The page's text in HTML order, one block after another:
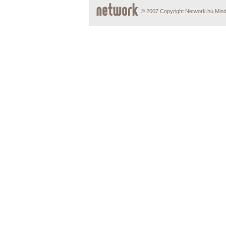
© 2007 Copyright Network.hu